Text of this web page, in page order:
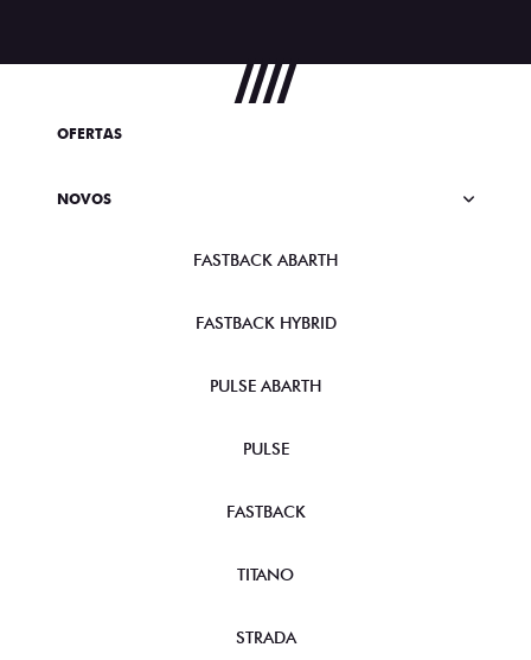
OFERTAS
NOVOS
FASTBACK ABARTH
FASTBACK HYBRID
PULSE ABARTH
PULSE
FASTBACK
TITANO
STRADA